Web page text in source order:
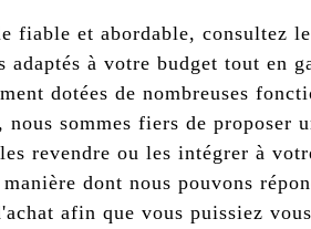
fiable et abordable, consultez
à votre budget tout en
dotées de nombreuses
sommes fiers de proposer
revendre ou les intégrer à
dont nous pouvons
afin que vous puissiez